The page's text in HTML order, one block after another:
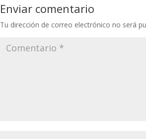
Enviar comentario
Tu dirección de correo electrónico no será